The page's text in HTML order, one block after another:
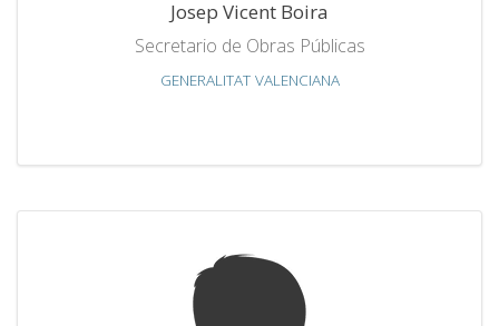
Josep Vicent Boira
Secretario de Obras Públicas
GENERALITAT VALENCIANA